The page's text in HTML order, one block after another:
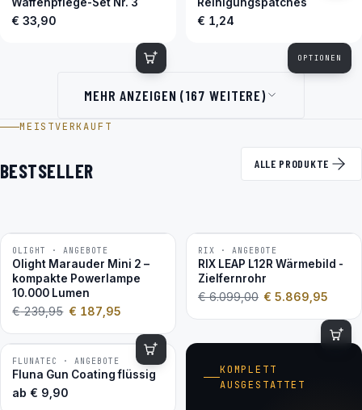
€ 33,90 € 1,24
OPTIONEN
MEHR ANZEIGEN (167 WEITERE)
MEISTVERKAUFT
BESTSELLER ALLE PRODUKTE
−22 %
OLIGHT · ANGEBOTE
Olight Marauder Mini 2 –
kompakte Powerlampe
10.000 Lumen
€239,95 € 187,95
−4 %
RIX · ANGEBOTE
RIX LEAP L12R Wärmebild -
Zielfernrohr
€6.099,00 € 5.869,95
BESTSELLER
FLUNATEC · ANGEBOTE
Fluna Gun Coating flüssig
ab € 9,90
KOMPLETT
AUSGESTATTET